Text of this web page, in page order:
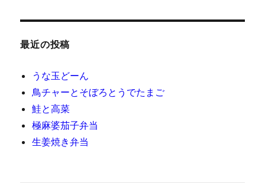
最近の投稿
うな玉どーん
鳥チャーとそぼろとうでたまご
鮭と高菜
極麻婆茄子弁当
生姜焼き弁当